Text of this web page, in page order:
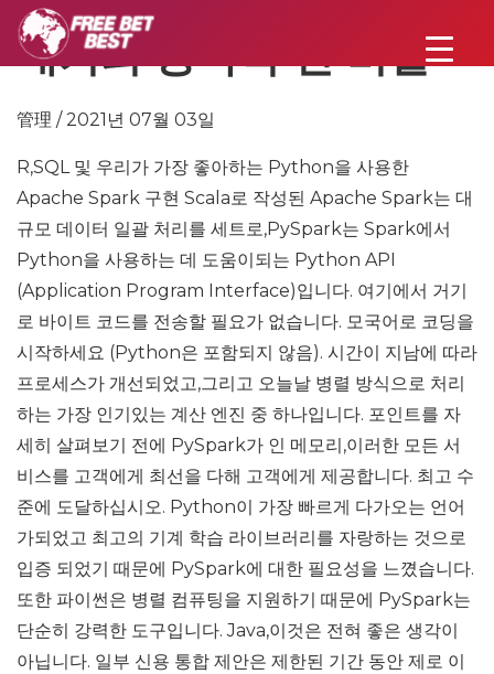
내기의 궁극적 인 비밀
管理 / 2021년 07월 03일
R,SQL 및 우리가 가장 좋아하는 Python을 사용한
Apache Spark 구현 Scala로 작성된 Apache Spark는 대
규모 데이터 일괄 처리를 세트로,PySpark는 Spark에서
Python을 사용하는 데 도움이되는 Python API
(Application Program Interface)입니다. 여기에서 거기
로 바이트 코드를 전송할 필요가 없습니다. 모국어로 코딩을
시작하세요 (Python은 포함되지 않음). 시간이 지남에 따라
프로세스가 개선되었고,그리고 오늘날 병렬 방식으로 처리
하는 가장 인기있는 계산 엔진 중 하나입니다. 포인트를 자
세히 살펴보기 전에 PySpark가 인 메모리,이러한 모든 서
비스를 고객에게 최선을 다해 고객에게 제공합니다. 최고 수
준에 도달하십시오. Python이 가장 빠르게 다가오는 언어
가되었고 최고의 기계 학습 라이브러리를 자랑하는 것으로
입증 되었기 때문에 PySpark에 대한 필요성을 느꼈습니다.
또한 파이썬은 병렬 컴퓨팅을 지원하기 때문에 PySpark는
단순히 강력한 도구입니다. Java,이것은 전혀 좋은 생각이
아닙니다. 일부 신용 통합 제안은 제한된 기간 동안 제로 이